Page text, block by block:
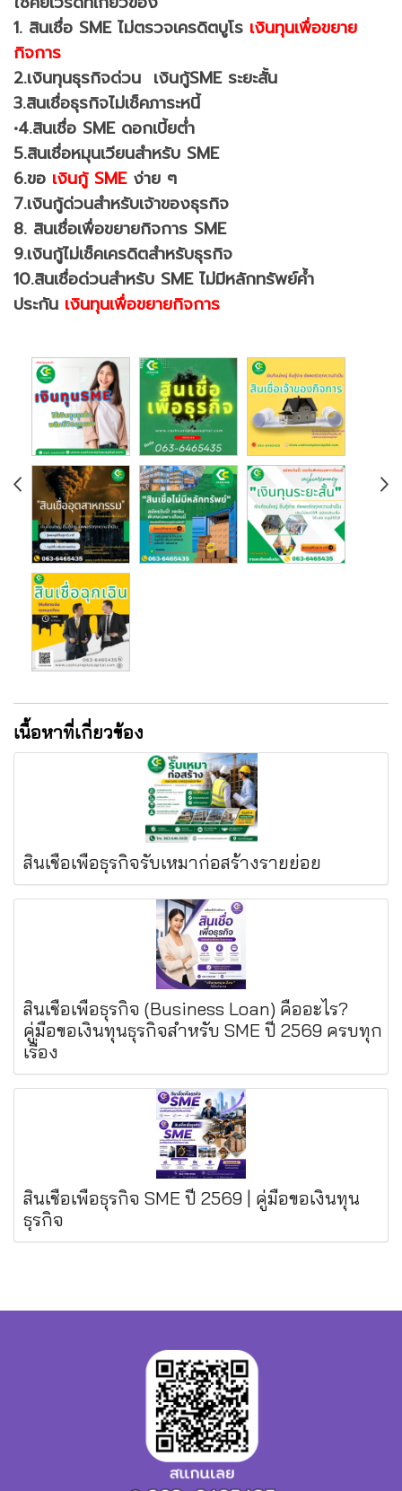
1. สินเชื่อ SME ไม่ตรวจเครดิตบูโร เงินทุนเพื่อขยาย
กิจการ
2.เงินทุนธุรกิจด่วน เงินกู้SME ระยะสั้น
3.สินเชื่อธุรกิจไม่เช็คภาระหนี้
•4.สินเชื่อ SME ดอกเบี้ยต่ำ
5.สินเชื่อหมุนเวียนสำหรับ SME
6.ขอ เงินกู้ SMEง่าย ๆ
7.เงินกู้ด่วนสำหรับเจ้าของธุรกิจ
8. สินเชื่อเพื่อขยายกิจการ SME
9.เงินกู้ไม่เช็คเครดิตสำหรับธุรกิจ
10.สินเชื่อด่วนสำหรับ SME ไม่มีหลักทรัพย์ค้ำ
ประกัน เงินทุนเพื่อขยายกิจการ
เนื้อหาที่เกี่ยวข้อง
สินเชื่อเพื่อธุรกิจรับเหมาก่อสร้างรายย่อย
สินเชื่อเพื่อธุรกิจ (Business Loan) คืออะไร?
คู่มือขอเงินทุนธุรกิจสำหรับ SME ปี 2569 ครบทุก
เรื่อง
สินเชื่อเพื่อธุรกิจ SME ปี 2569 | คู่มือขอเงินทุน
ธุรกิจ